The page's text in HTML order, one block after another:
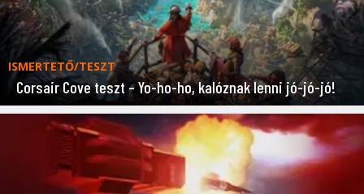
ISMERTETŐ/TESZT
Corsair Cove teszt – Yo-ho-ho, kalóznak lenni jó-jó-jó!